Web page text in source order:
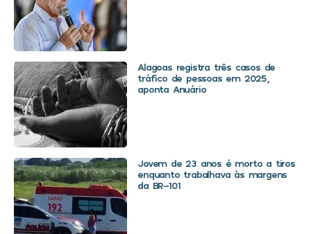
Alagoas registra três casos de
tráfico de pessoas em 2025,
aponta Anuário
Jovem de 23 anos é morto a tiros
enquanto trabalhava às margens
da BR-101